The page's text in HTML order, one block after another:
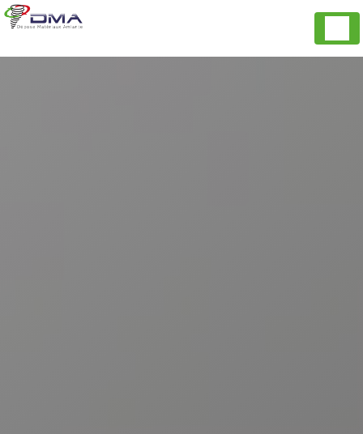
Panneau de gestion des cookies